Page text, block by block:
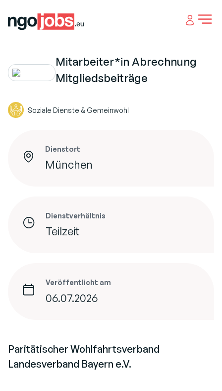
Open
Mitarbeiter*in Abrechnung
Mitgliedsbeiträge
Soziale Dienste & Gemeinwohl
Dienstort
München
Dienstverhältnis
Teilzeit
Veröffentlicht am
06.07.2026
Paritätischer Wohlfahrtsverband
Landesverband Bayern e.V.